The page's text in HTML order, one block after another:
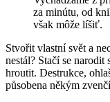
za minútu, od
však môže líšiť.
Stvořit vlastní svět a
nestál? Stačí se narodit
hroutit. Destrukce,
působena někým